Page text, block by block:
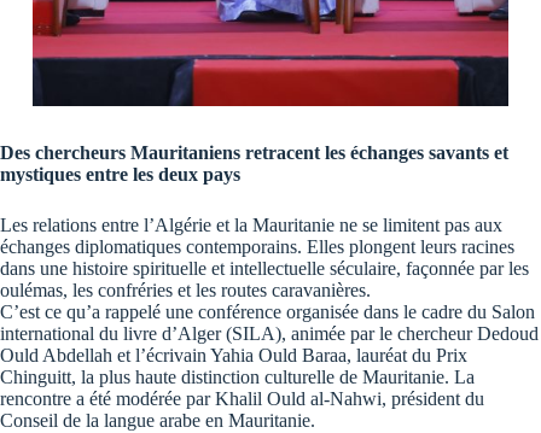
Des chercheurs Mauritaniens retracent les échanges savants et
mystiques entre les deux pays
Les relations entre l’Algérie et la Mauritanie ne se limitent pas aux
échanges diplomatiques contemporains. Elles plongent leurs racines
dans une histoire spirituelle et intellectuelle séculaire, façonnée par les
oulémas, les confréries et les routes caravanières.
C’est ce qu’a rappelé une conférence organisée dans le cadre du Salon
international du livre d’Alger (SILA), animée par le chercheur Dedoud
Ould Abdellah et l’écrivain Yahia Ould Baraa, lauréat du Prix
Chinguitt, la plus haute distinction culturelle de Mauritanie. La
rencontre a été modérée par Khalil Ould al-Nahwi, président du
Conseil de la langue arabe en Mauritanie.